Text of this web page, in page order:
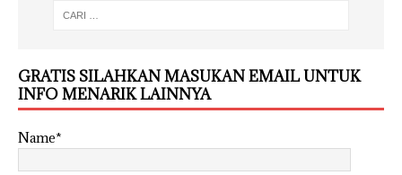
GRATIS SILAHKAN MASUKAN EMAIL UNTUK
INFO MENARIK LAINNYA
Name*